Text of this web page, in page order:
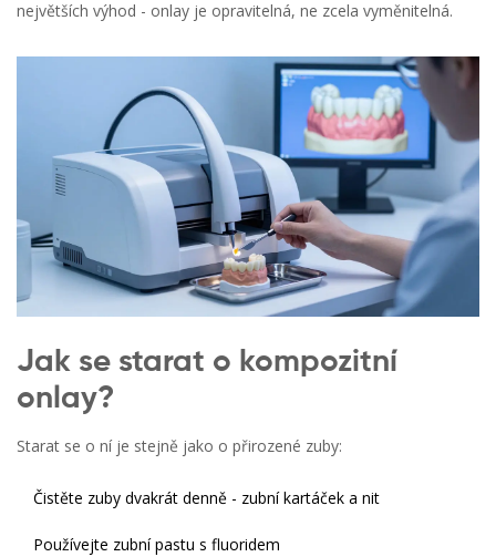
největších výhod - onlay je opravitelná, ne zcela vyměnitelná.
Jak se starat o kompozitní
onlay?
Starat se o ní je stejně jako o přirozené zuby:
Čistěte zuby dvakrát denně - zubní kartáček a nit
Používejte zubní pastu s fluoridem